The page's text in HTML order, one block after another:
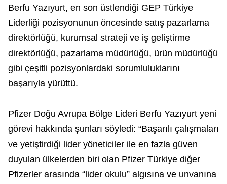
Berfu Yazıyurt, en son üstlendiği GEP Türkiye
Liderliği pozisyonunun öncesinde satış pazarlama
direktörlüğü, kurumsal strateji ve iş geliştirme
direktörlüğü, pazarlama müdürlüğü, ürün müdürlüğü
gibi çeşitli pozisyonlardaki sorumluluklarını
başarıyla yürüttü.
Pfizer Doğu Avrupa Bölge Lideri Berfu Yazıyurt yeni
görevi hakkında şunları söyledi: “Başarılı çalışmaları
ve yetiştirdiği lider yöneticiler ile en fazla güven
duyulan ülkelerden biri olan Pfizer Türkiye diğer
Pfizerler arasında “lider okulu” algısına ve unvanına